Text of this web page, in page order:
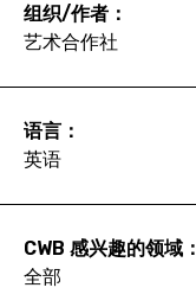
组织/作者：
艺术合作社
语言：
英语
CWB 感兴趣的领域：
全部